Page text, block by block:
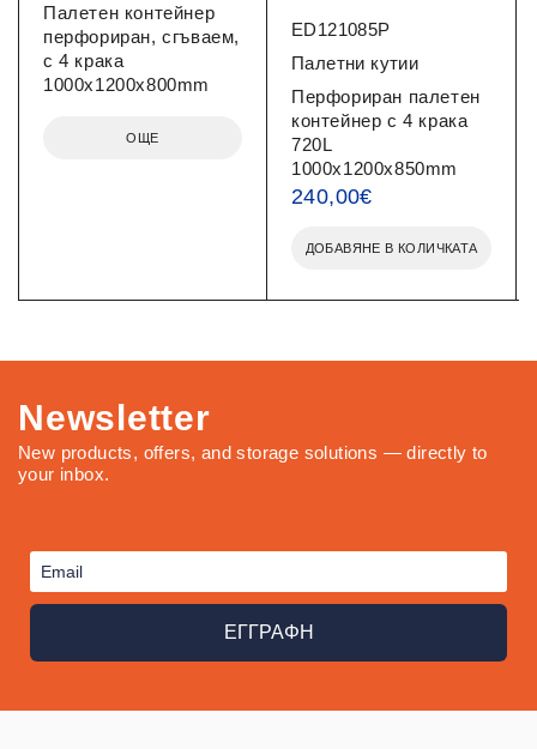
Палетен контейнер
перфориран, сгъваем,
с 4 крака
1000x1200x800mm
ОЩЕ
ED121085P
Палетни кутии
Перфориран палетен
контейнер с 4 крака
720L
1000x1200x850mm
240,00€
ДОБАВЯНЕ В КОЛИЧКАТА
Newsletter
New products, offers, and storage solutions — directly to
your inbox.
ΕΓΓΡΑΦΗ